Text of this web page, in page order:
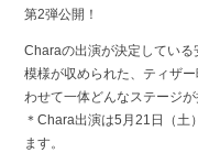
第2弾公開！
Charaの出演が決定してい
模様が収められた、ティザ
わせて一体どんなステージ
＊Chara出演は5月21日（土
ます。